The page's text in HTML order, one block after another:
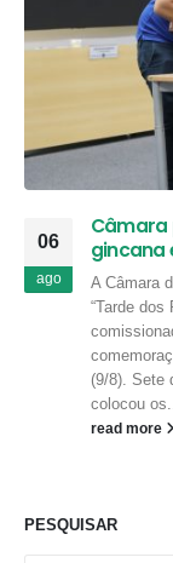
06
ago
Câmara
gincana
A Câmara
“Tarde
(9/8). Sete
colocou
read more
PESQUISAR